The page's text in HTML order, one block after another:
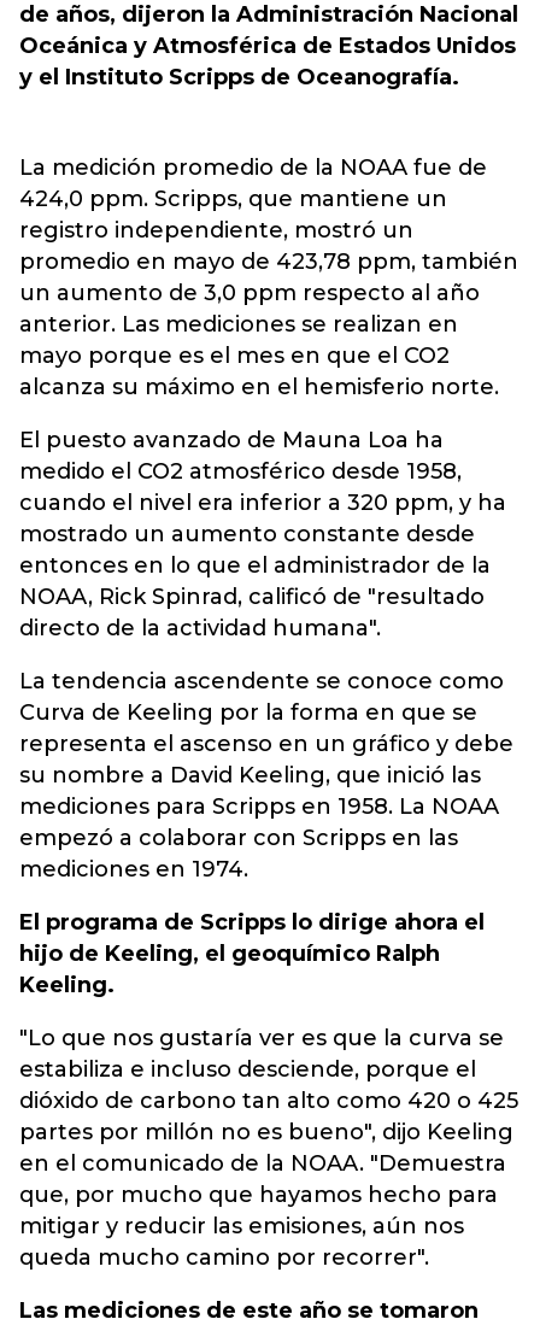
de años, dijeron la Administración Nacional
Oceánica y Atmosférica de Estados Unidos
y el Instituto Scripps de Oceanografía.
La medición promedio de la NOAA fue de
424,0 ppm. Scripps, que mantiene un
registro independiente, mostró un
promedio en mayo de 423,78 ppm, también
un aumento de 3,0 ppm respecto al año
anterior. Las mediciones se realizan en
mayo porque es el mes en que el CO2
alcanza su máximo en el hemisferio norte.
El puesto avanzado de Mauna Loa ha
medido el CO2 atmosférico desde 1958,
cuando el nivel era inferior a 320 ppm, y ha
mostrado un aumento constante desde
entonces en lo que el administrador de la
NOAA, Rick Spinrad, calificó de "resultado
directo de la actividad humana".
La tendencia ascendente se conoce como
Curva de Keeling por la forma en que se
representa el ascenso en un gráfico y debe
su nombre a David Keeling, que inició las
mediciones para Scripps en 1958. La NOAA
empezó a colaborar con Scripps en las
mediciones en 1974.
El programa de Scripps lo dirige ahora el
hijo de Keeling, el geoquímico Ralph
Keeling.
"Lo que nos gustaría ver es que la curva se
estabiliza e incluso desciende, porque el
dióxido de carbono tan alto como 420 o 425
partes por millón no es bueno", dijo Keeling
en el comunicado de la NOAA. "Demuestra
que, por mucho que hayamos hecho para
mitigar y reducir las emisiones, aún nos
queda mucho camino por recorrer".
Las mediciones de este año se tomaron